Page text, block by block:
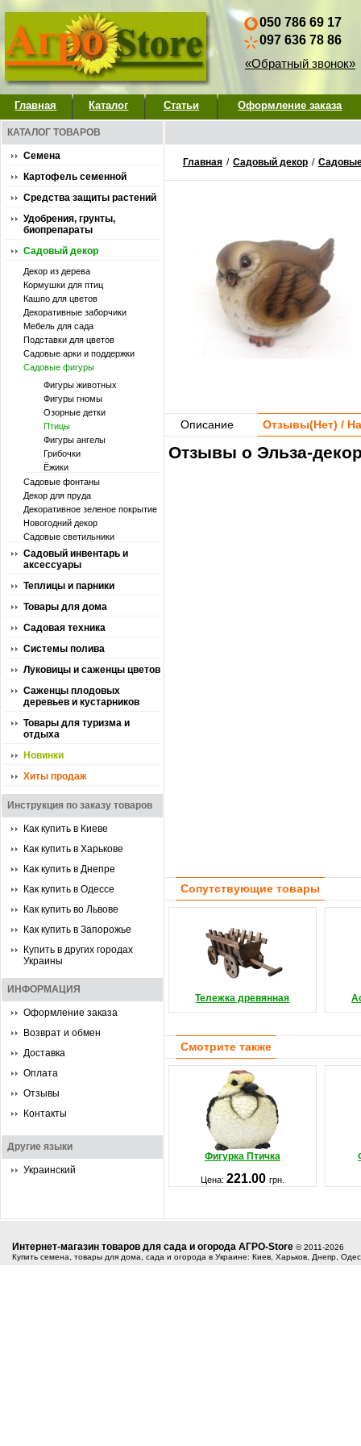
050 786 69 17
097 636 78 86
«Обратный звонок»
Главная Каталог Статьи Оформление заказа
КАТАЛОГ ТОВАРОВ
Семена
Картофель семенной
Средства защиты растений
Удобрения, грунты,
биопрепараты
Садовый декор
Декор из дерева
Кормушки для птиц
Кашпо для цветов
Декоративные заборчики
Мебель для сада
Подставки для цветов
Садовые арки и поддержки
Садовые фигуры
Фигуры животных
Фигуры гномы
Озорные детки
Птицы
Фигуры ангелы
Грибочки
Ёжики
Садовые фонтаны
Декор для пруда
Декоративное зеленое покрытие
Новогодний декор
Садовые светильники
Садовый инвентарь и
аксессуары
Теплицы и парники
Товары для дома
Садовая техника
Системы полива
Луковицы и саженцы цветов
Саженцы плодовых
деревьев и кустарников
Товары для туризма и
отдыха
Новинки
Хиты продаж
Инструкция по заказу товаров
Как купить в Киеве
Как купить в Харькове
Как купить в Днепре
Как купить в Одессе
Как купить во Львове
Как купить в Запорожье
Купить в других городах
Украины
ИНФОРМАЦИЯ
Оформление заказа
Возврат и обмен
Доставка
Оплата
Отзывы
Контакты
Другие языки
Украинский
Главная / Садовый декор /
Описание Отзывы(Нет) /
Отзывы о Эльза-
Сопутствующие товары
Тележка древянная
Смотрите также
Фигурка Птичка
Цена: 221.00 грн.
Интернет-магазин товаров для сада и огорода АГРО-Store © 2011-2026
Купить семена, товары для дома, сада и огорода в Украине: Киев, Харьков, Днепр,